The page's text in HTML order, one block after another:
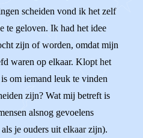
scheiden vond ik het zelf
te geloven. Ik had het idee
zijn of worden, omdat mijn
waren op elkaar. Klopt het
om iemand leuk te vinden
zijn? Wat mij betreft is
alsnog gevoelens
je ouders uit elkaar zijn).